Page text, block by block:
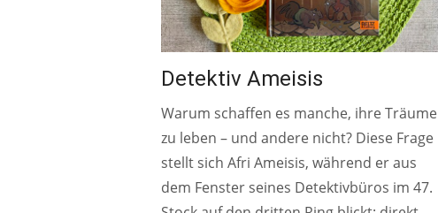
Detektiv Ameisis
Warum schaffen es manche, ihre Träume
zu leben – und andere nicht? Diese Frage
stellt sich Afri Ameisis, während er aus
dem Fenster seines Detektivbüros im 47.